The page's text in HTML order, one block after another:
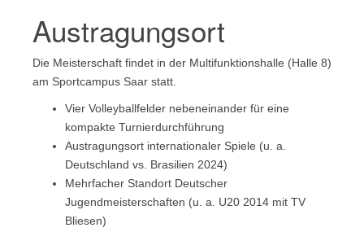
Austragungsort
Die Meisterschaft findet in der Multifunktionshalle (Halle 8)
am Sportcampus Saar statt.
Vier Volleyballfelder nebeneinander für eine
kompakte Turnierdurchführung
Austragungsort internationaler Spiele (u. a.
Deutschland vs. Brasilien 2024)
Mehrfacher Standort Deutscher
Jugendmeisterschaften (u. a. U20 2014 mit TV
Bliesen)